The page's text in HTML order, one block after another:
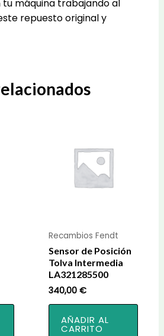
máquina trabajando al
repuesto original y
Recambios Fendt
Sensor de Posición
Tolva Intermedia
LA321285500
340,00€
AÑADIR AL
CARRITO